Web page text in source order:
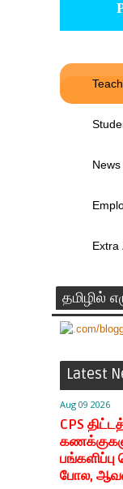
Extra
தமிழில்
Latest
Aug 09 2026
CPS
போல,